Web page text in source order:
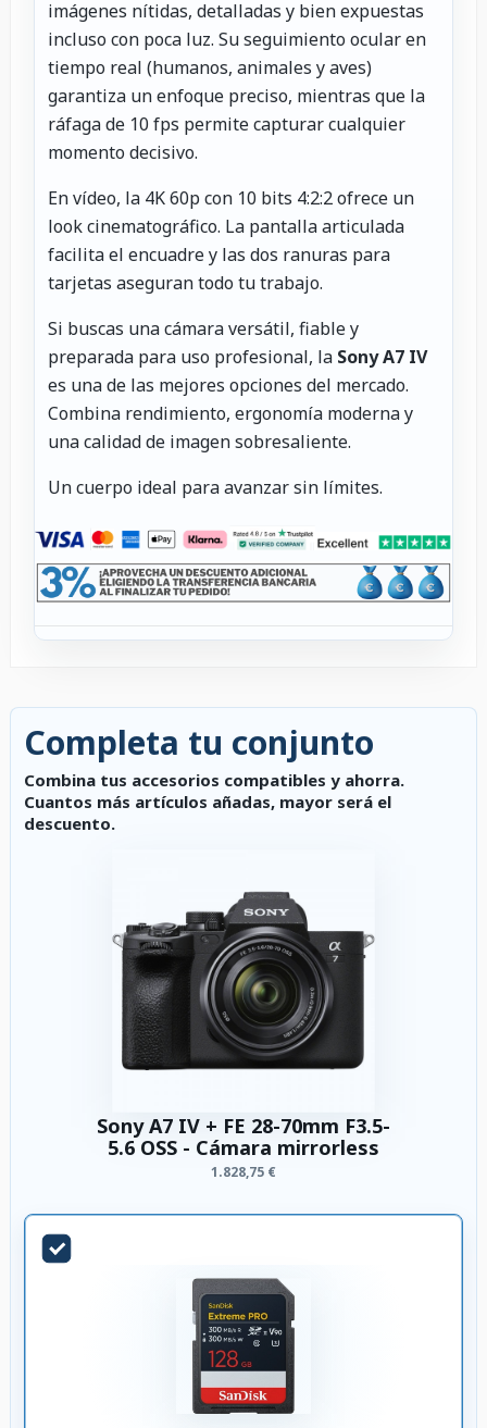
imágenes nítidas, detalladas y bien expuestas
incluso con poca luz. Su seguimiento ocular en
tiempo real (humanos, animales y aves)
garantiza un enfoque preciso, mientras que la
ráfaga de 10 fps permite capturar cualquier
momento decisivo.
En vídeo, la 4K 60p con 10 bits 4:2:2 ofrece un
look cinematográfico. La pantalla articulada
facilita el encuadre y las dos ranuras para
tarjetas aseguran todo tu trabajo.
Si buscas una cámara versátil, fiable y
preparada para uso profesional, la Sony A7 IV
es una de las mejores opciones del mercado.
Combina rendimiento, ergonomía moderna y
una calidad de imagen sobresaliente.
Un cuerpo ideal para avanzar sin límites.
Completa tu conjunto
Combina tus accesorios compatibles y ahorra.
Cuantos más artículos añadas, mayor será el
descuento.
Sony A7 IV + FE 28-70mm F3.5-
5.6 OSS - Cámara mirrorless
1.828,75 €